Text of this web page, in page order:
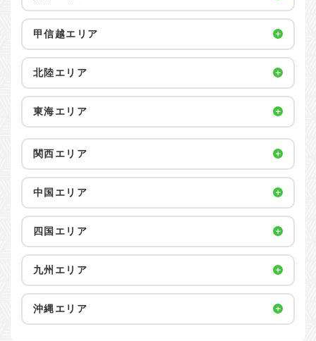
甲信越エリア
北陸エリア
東海エリア
関西エリア
中国エリア
四国エリア
九州エリア
沖縄エリア